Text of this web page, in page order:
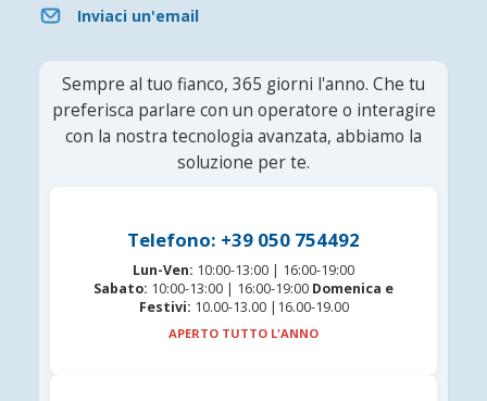
Inviaci un'email
Sempre al tuo fianco, 365 giorni l'anno. Che tu
preferisca parlare con un operatore o interagire
con la nostra tecnologia avanzata, abbiamo la
soluzione per te.
Telefono: +39 050 754492
Lun-Ven: 10:00-13:00 | 16:00-19:00
Sabato: 10:00-13:00 | 16:00-19:00 Domenica e
Festivi: 10.00-13.00 |16.00-19.00
APERTO TUTTO L'ANNO